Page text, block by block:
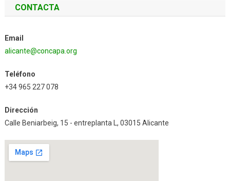
CONTACTA
Email
alicante@concapa.org
Teléfono
+34 965 227 078
Dirección
Calle Beniarbeig, 15 - entreplanta L, 03015 Alicante